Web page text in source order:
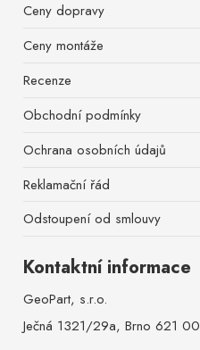
Ceny dopravy
Ceny montáže
Recenze
Obchodní podmínky
Ochrana osobních údajů
Reklamační řád
Odstoupení od smlouvy
Kontaktní informace
GeoPart, s.r.o.
Ječná 1321/29a, Brno 621 00